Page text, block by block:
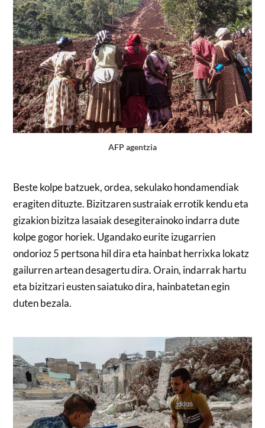
AFP agentzia
Beste kolpe batzuek, ordea, sekulako hondamendiak
eragiten dituzte. Bizitzaren sustraiak errotik kendu eta
gizakion bizitza lasaiak desegiterainoko indarra dute
kolpe gogor horiek. Ugandako eurite izugarrien
ondorioz 5 pertsona hil dira eta hainbat herrixka lokatz
gailurren artean desagertu dira. Orain, indarrak hartu
eta bizitzari eusten saiatuko dira, hainbatetan egin
duten bezala.